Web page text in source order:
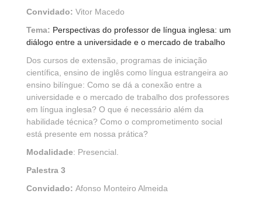
Convidado: Vitor Macedo
Tema: Perspectivas do professor de língua inglesa: um
diálogo entre a universidade e o mercado de trabalho
Dos cursos de extensão, programas de iniciação
científica, ensino de inglês como língua estrangeira ao
ensino bilíngue: Como se dá a conexão entre a
universidade e o mercado de trabalho dos professores
em língua inglesa? O que é necessário além da
habilidade técnica? Como o comprometimento social
está presente em nossa prática?
Modalidade: Presencial.
Palestra 3
Convidado: Afonso Monteiro Almeida